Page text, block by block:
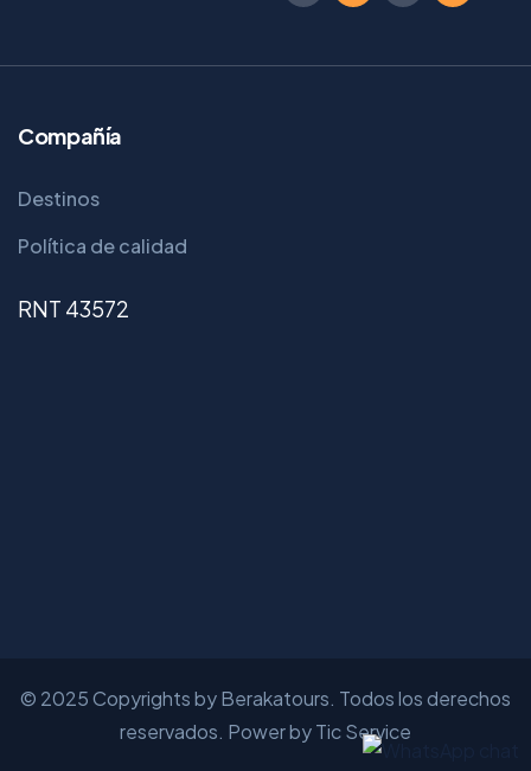
Compañía
Destinos
Política de calidad
RNT 43572
© 2025 Copyrights by Berakatours. Todos los derechos
reservados. Power by Tic Service